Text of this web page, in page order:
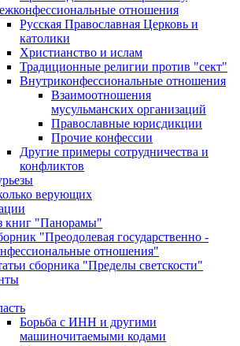
отношения
Русская Православная Церковь и
католики
Христианство и ислам
Традиционные религии против "сект"
Внутриконфессиональные отношения
Взаимоотношения
мусульманских организаций
Православные юрисдикции
Прочие конфессии
Другие примеры сотрудничества и
конфликтов
верующих
книг "Панорамы"
"Преодолевая государственно -
отношения"
сборника "Пределы светскости"
Борьба с ИНН и другими
машиночитаемыми кодами